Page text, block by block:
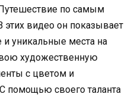
по самым
видео он показывает
уникальные места на
художественную
с цветом и
помощью своего таланта